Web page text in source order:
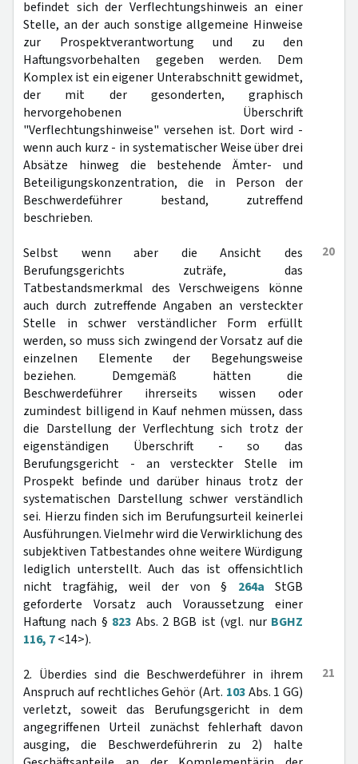
befindet sich der Verflechtungshinweis an einer
Stelle, an der auch sonstige allgemeine Hinweise
zur Prospektverantwortung und zu den
Haftungsvorbehalten gegeben werden. Dem
Komplex ist ein eigener Unterabschnitt gewidmet,
der mit der gesonderten, graphisch
hervorgehobenen Überschrift
"Verflechtungshinweise" versehen ist. Dort wird -
wenn auch kurz - in systematischer Weise über drei
Absätze hinweg die bestehende Ämter- und
Beteiligungskonzentration, die in Person der
Beschwerdeführer bestand, zutreffend
beschrieben.
20
Selbst wenn aber die Ansicht des
Berufungsgerichts zuträfe, das
Tatbestandsmerkmal des Verschweigens könne
auch durch zutreffende Angaben an versteckter
Stelle in schwer verständlicher Form erfüllt
werden, so muss sich zwingend der Vorsatz auf die
einzelnen Elemente der Begehungsweise
beziehen. Demgemäß hätten die
Beschwerdeführer ihrerseits wissen oder
zumindest billigend in Kauf nehmen müssen, dass
die Darstellung der Verflechtung sich trotz der
eigenständigen Überschrift - so das
Berufungsgericht - an versteckter Stelle im
Prospekt befinde und darüber hinaus trotz der
systematischen Darstellung schwer verständlich
sei. Hierzu finden sich im Berufungsurteil keinerlei
Ausführungen. Vielmehr wird die Verwirklichung des
subjektiven Tatbestandes ohne weitere Würdigung
lediglich unterstellt. Auch das ist offensichtlich
nicht tragfähig, weil der von § 264a StGB
geforderte Vorsatz auch Voraussetzung einer
Haftung nach § 823 Abs. 2 BGB ist (vgl. nur BGHZ
116, 7<14>).
21
2. Überdies sind die Beschwerdeführer in ihrem
Anspruch auf rechtliches Gehör (Art. 103Abs. 1 GG)
verletzt, soweit das Berufungsgericht in dem
angegriffenen Urteil zunächst fehlerhaft davon
ausging, die Beschwerdeführerin zu 2) halte